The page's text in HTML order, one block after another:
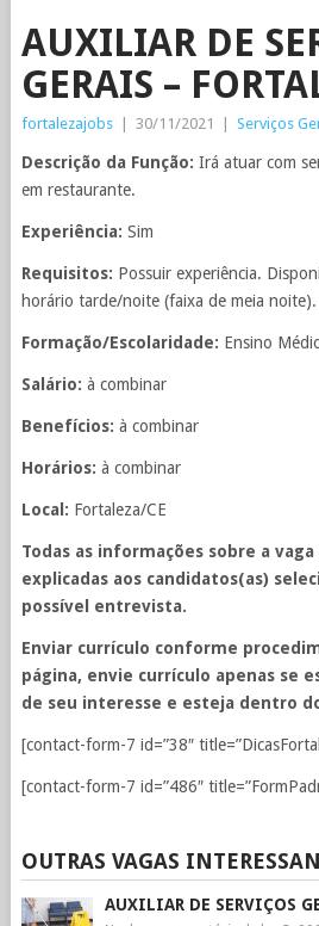
AUXILIAR DE
GERAIS –
fortalezajobs 30/11/2021 Serviços
Descrição da Função: Irá atuar com
em restaurante.
Experiência: Sim
Requisitos: Possuir experiência.
horário tarde/noite (faixa de meia noite).
Formação/Escolaridade: Ensino
Salário: à combinar
Benefícios: à combinar
Horários: à combinar
Local: Fortaleza/CE
Todas as informações sobre a vaga
explicadas aos candidatos(as)
possível entrevista.
Enviar currículo conforme
página, envie currículo apenas se
de seu interesse e esteja dentro
[contact-form-7 id=”38″
[contact-form-7 id=”486″
OUTRAS VAGAS
AUXILIAR DE SERVIÇOS